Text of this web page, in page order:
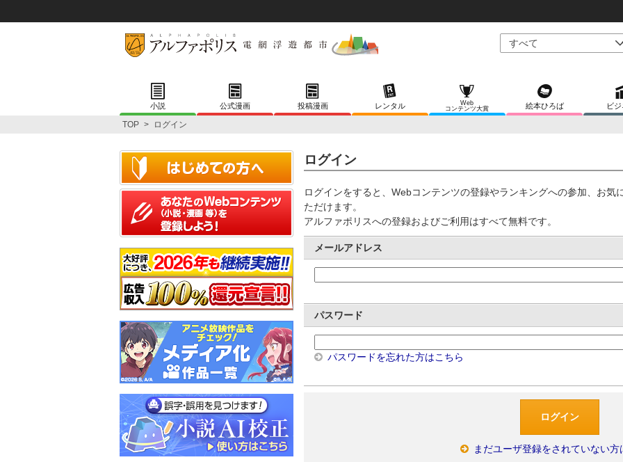
小説 公式漫画 投稿漫画 レンタル
Web
コンテンツ大賞
絵本ひろば ビ
TOP > ログイン
ログイン
ログインをすると、Webコンテンツの登録やランキングへの参加、お気
ただけます。
アルファポリスへの登録およびご利用はすべて無料です。
メールアドレス
パスワード
パスワードを忘れた方はこちら
まだユーザ登録をされていない方